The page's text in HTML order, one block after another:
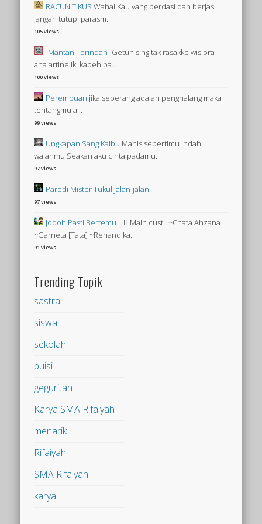
RACUN TIKUS Wahai Kau yang berdasi dan berjas
Jangan tutupi parasm...
105 views
-Mantan Terindah- Getun sing tak rasakke wis ora
ana artine Iki kabeh pa...
100 views
Perempuan jika seberang adalah penghalang maka
tentangmu a...
99 views
Ungkapan Sang Kalbu Manis sepertimu Indah
wajahmu Seakan aku cinta padamu...
97 views
Parodi Mister Tukul Jalan-jalan
97 views
Jodoh Pasti Bertemu…
 Main cust : ~Chafa Ahzana
~Garneta [Tata] ~Rehandika...
91 views
Trending Topik
sastra
siswa
sekolah
puisi
geguritan
Karya SMA Rifaiyah
menarik
Rifaiyah
SMA Rifaiyah
karya